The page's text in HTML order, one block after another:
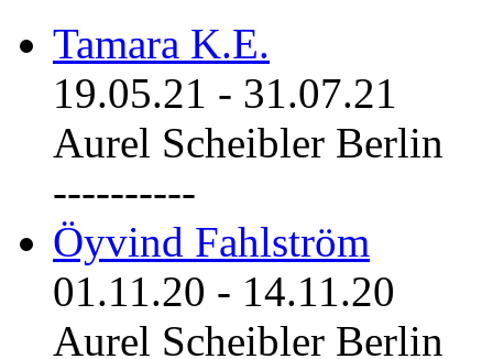
Tamara K.E.
19.05.21 - 31.07.21
Aurel Scheibler Berlin
----------
Öyvind Fahlström
01.11.20 - 14.11.20
Aurel Scheibler Berlin